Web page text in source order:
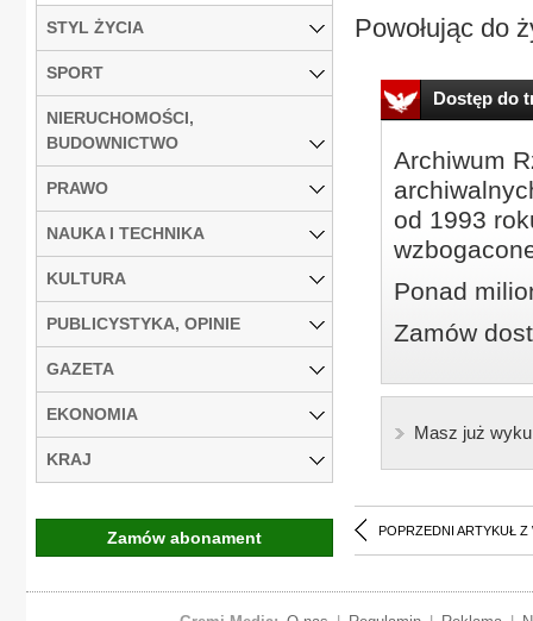
Powołując do
Dostęp do
Archiwum
od 1993
Ponad
Zamów
Masz już
POPRZEDNI ARTYKUŁ Z
STYL ŻYCIA
SPORT
NIERUCHOMOŚCI,
BUDOWNICTWO
PRAWO
NAUKA I TECHNIKA
KULTURA
PUBLICYSTYKA, OPINIE
GAZETA
EKONOMIA
KRAJ
Zamów abonament